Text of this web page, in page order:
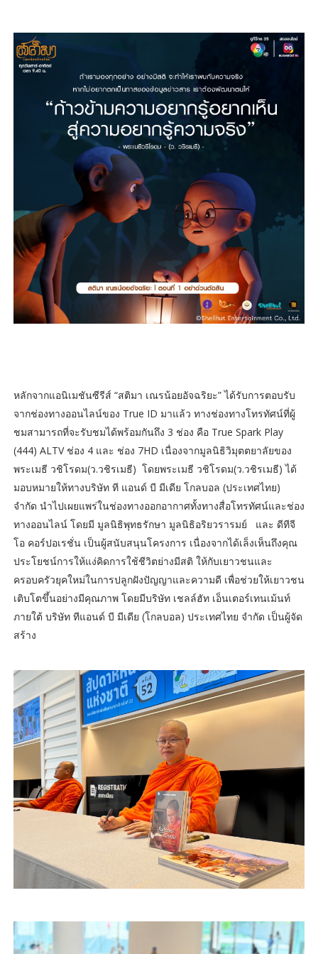
หลักจากแอนิเมชันซีรีส์ “สติมา เณรน้อยอัจฉริยะ” ได้รับการตอบรับ
จากช่องทางออนไลน์ของ True ID มาแล้ว ทางช่องทางโทรทัศน์ที่ผู้
ชมสามารถที่จะรับชมได้พร้อมกันถึง 3 ช่อง คือ True Spark Play
(444) ALTV ช่อง 4 และ ช่อง 7HD เนื่องจากมูลนิธิวิมุตตยาลัยของ
พระเมธี วชิโรดม(ว.วชิรเมธี) โดยพระเมธี วชิโรดม(ว.วชิรเมธี) ได้
มอบหมายให้ทางบริษัท ที แอนด์ บี มีเดีย โกลบอล (ประเทศไทย)
จำกัด นำไปเผยแพร่ในช่องทางออกอากาศทั้งทางสื่อโทรทัศน์และช่อง
ทางออนไลน์ โดยมี มูลนิธิพุทธรักษา มูลนิธิอริยวรารมย์ และ ดีทีจี
โอ คอร์ปอเรชั่น เป็นผู้สนับสนุนโครงการ เนื่องจากได้เล็งเห็นถึงคุณ
ประโยชน์การให้แง่คิดการใช้ชีวิตย่างมีสติ ให้กับเยาวชนและ
ครอบครัวยุคใหม่ในการปลูกฝังปัญญาและความดี เพื่อช่วยให้เยาวชน
เติบโตขึ้นอย่างมีคุณภาพ โดยมีบริษัท เชลล์ฮัท เอ็นเตอร์เทนเม้นท์
ภายใต้ บริษัท ทีแอนด์ บี มีเดีย (โกลบอล) ประเทศไทย จำกัด เป็นผู้จัด
สร้าง